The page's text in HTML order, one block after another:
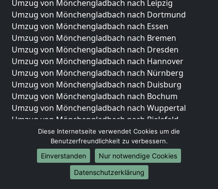
Umzug von Mönchengladbach nach Leipzig
Umzug von Mönchengladbach nach Dortmund
Umzug von Mönchengladbach nach Essen
Umzug von Mönchengladbach nach Bremen
Umzug von Mönchengladbach nach Dresden
Umzug von Mönchengladbach nach Hannover
Umzug von Mönchengladbach nach Nürnberg
Umzug von Mönchengladbach nach Duisburg
Umzug von Mönchengladbach nach Bochum
Umzug von Mönchengladbach nach Wuppertal
Umzug von Mönchengladbach nach Bielefeld
Umzug von Mönchengladbach nach Bonn
Umzug von Mönchengladbach nach Münster
Internationale-Umzüge
Umzug von Mönchengladbach nach Brasilien
Diese Internetseite verwendet Cookies um die
Benutzerfreundlichkeit zu verbessern.
Einverstanden
Nur notwendige Cookies
Datenschutzerklärung